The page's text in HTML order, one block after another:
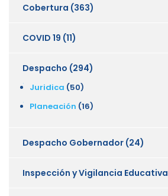
Cobertura (363)
COVID 19 (11)
Despacho (294)
Juridica (50)
Planeación (16)
Despacho Gobernador (24)
Inspección y Vigilancia Educativa